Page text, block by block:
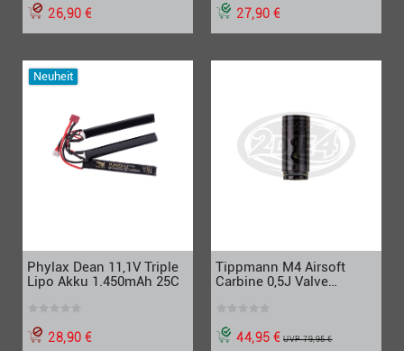
26,90 € 27,90 €
Neuheit
Phylax Dean 11,1V Triple
Lipo Akku 1.450mAh 25C
28,90 €
Tippmann M4 Airsoft
Carbine 0,5J Valve
44,95 € UVP 79,95 €